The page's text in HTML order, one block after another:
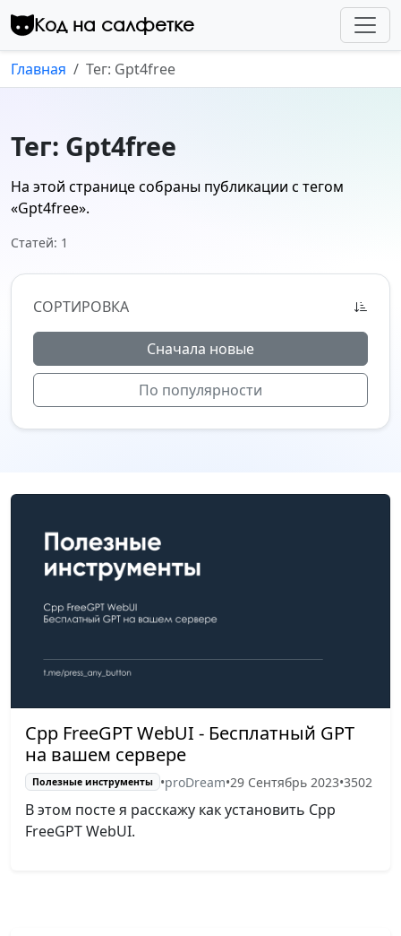
Перейти к контенту
Код на салфетке
Главная Тег: Gpt4free
Тег: Gpt4free
На этой странице собраны публикации с тегом
«Gpt4free».
Статей: 1
СОРТИРОВКА
Сначала новые
По популярности
Cpp FreeGPT WebUI - Бесплатный GPT
на вашем сервере
Полезные инструменты •proDream•29 Сентябрь 2023•3502
В этом посте я расскажу как установить Cpp
FreeGPT WebUI.